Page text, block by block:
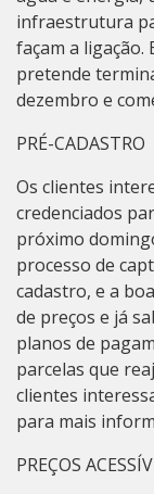
infraestrutura
façam a
pretende
dezembro e
PRÉ-CADASTRO
Os clientes
credenciados
próximo
processo de
cadastro, e a
de preços e já
planos de
parcelas que
clientes
para mais
PREÇOS